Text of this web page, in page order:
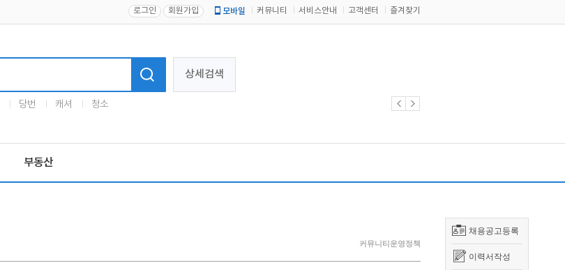
로그인 회원가입 모바일 커뮤니티 서비스안내 고객센터 즐겨찾기
상세검색
당번 캐셔 청소
부동산
채용공고등록
이력서작성
커뮤니티운영정책